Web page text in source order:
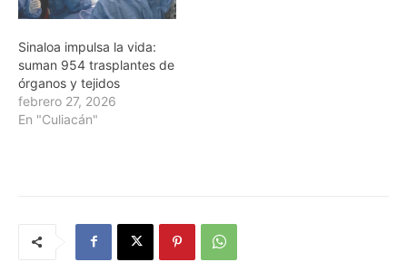
Sinaloa impulsa la vida:
suman 954 trasplantes de
órganos y tejidos
febrero 27, 2026
En "Culiacán"